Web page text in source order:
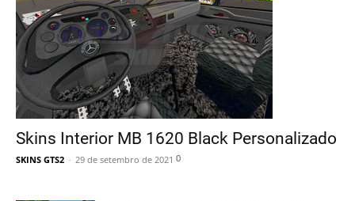
Skins Interior MB 1620 Black Personalizado
SKINS GTS2 - 29 de setembro de 2021 0